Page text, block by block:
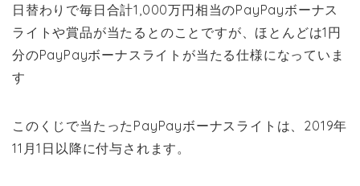
日替わりで毎日合計1,000万円相当のPayPayボーナス
ライトや賞品が当たるとのことですが、ほとんどは1円
分のPayPayボーナスライトが当たる仕様になっていま
す
このくじで当たったPayPayボーナスライトは、2019年
11月1日以降に付与されます。